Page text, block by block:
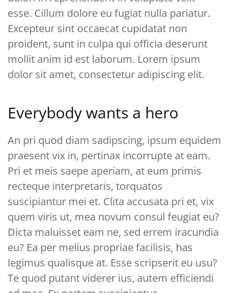
esse. Cillum dolore eu fugiat nulla pariatur.
Excepteur sint occaecat cupidatat non
proident, sunt in culpa qui officia deserunt
mollit anim id est laborum. Lorem ipsum
dolor sit amet, consectetur adipiscing elit.
Everybody wants a hero
An pri quod diam sadipscing, ipsum equidem
praesent vix in, pertinax incorrupte at eam.
Pri et meis saepe aperiam, at eum primis
recteque interpretaris, torquatos
suscipiantur mei et. Clita accusata pri et, vix
quem viris ut, mea novum consul feugiat eu?
Dicta maluisset eam ne, sed errem iracundia
eu? Ea per melius propriae facilisis, has
legimus qualisque at. Esse scripserit eu usu?
Te quod putant viderer ius, autem efficiendi